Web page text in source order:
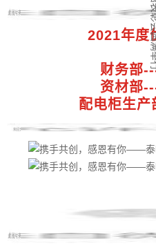
2021年度
财务部
资材部
配电柜生